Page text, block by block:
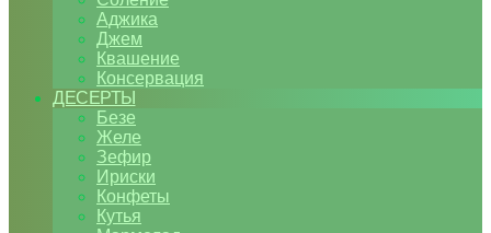
Аджика
Джем
Квашение
Консервация
ДЕСЕРТЫ
Безе
Желе
Зефир
Ириски
Конфеты
Кутья